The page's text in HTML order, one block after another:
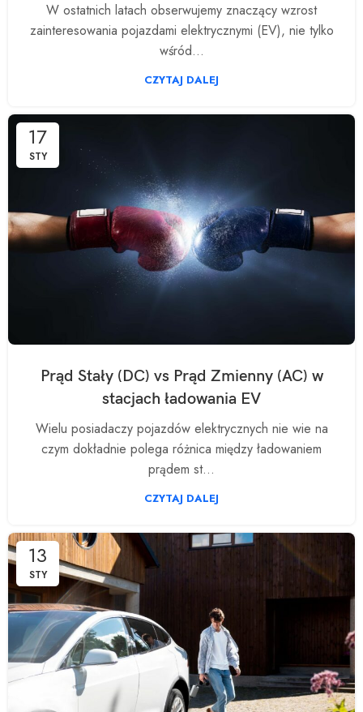
W ostatnich latach obserwujemy znaczący wzrost
zainteresowania pojazdami elektrycznymi (EV), nie tylko
wśród...
CZYTAJ DALEJ
17
STY
Prąd Stały (DC) vs Prąd Zmienny (AC) w
stacjach ładowania EV
Wielu posiadaczy pojazdów elektrycznych nie wie na
czym dokładnie polega różnica między ładowaniem
prądem st...
CZYTAJ DALEJ
13
STY